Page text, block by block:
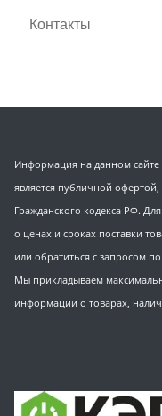
Контакты
Информация на данном сайте
является публичной
Гражданского кодекса РФ.
о ценах и сроках поставки
или обратиться с запросом
Мы прикладываем
информации о товарах,